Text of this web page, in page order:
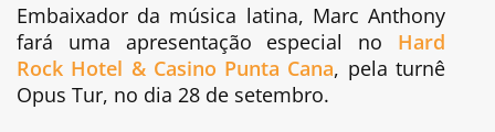
Embaixador da música latina, Marc Anthony
fará uma apresentação especial no Hard
Rock Hotel & Casino Punta Cana, pela turnê
Opus Tur, no dia 28 de setembro.